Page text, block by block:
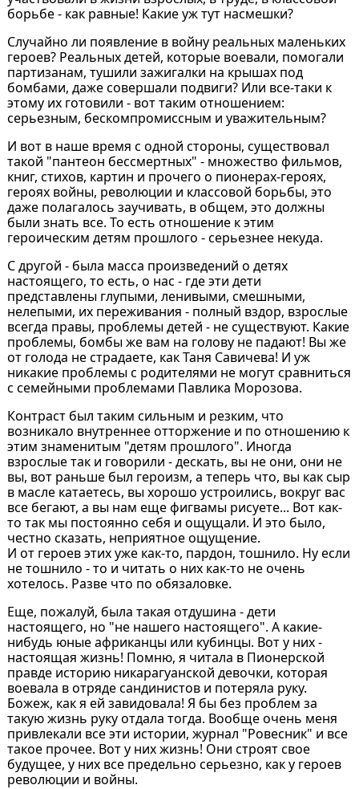
борьбе - как равные! Какие уж тут насмешки?
Случайно ли появление в войну реальных маленьких
героев? Реальных детей, которые воевали, помогали
партизанам, тушили зажигалки на крышах под
бомбами, даже совершали подвиги? Или все-таки к
этому их готовили - вот таким отношением:
серьезным, бескомпромиссным и уважительным?
И вот в наше время с одной стороны, существовал
такой "пантеон бессмертных" - множество фильмов,
книг, стихов, картин и прочего о пионерах-героях,
героях войны, революции и классовой борьбы, это
даже полагалось заучивать, в общем, это должны
были знать все. То есть отношение к этим
героическим детям прошлого - серьезнее некуда.
С другой - была масса произведений о детях
настоящего, то есть, о нас - где эти дети
представлены глупыми, ленивыми, смешными,
нелепыми, их переживания - полный вздор, взрослые
всегда правы, проблемы детей - не существуют. Какие
проблемы, бомбы же вам на голову не падают! Вы же
от голода не страдаете, как Таня Савичева! И уж
никакие проблемы с родителями не могут сравниться
с семейными проблемами Павлика Морозова.
Контраст был таким сильным и резким, что
возникало внутреннее отторжение и по отношению к
этим знаменитым "детям прошлого". Иногда
взрослые так и говорили - дескать, вы не они, они не
вы, вот раньше был героизм, а теперь что, вы как сыр
в масле катаетесь, вы хорошо устроились, вокруг вас
все бегают, а вы нам еще фигвамы рисуете... Вот как-
то так мы постоянно себя и ощущали. И это было,
честно сказать, неприятное ощущение.
И от героев этих уже как-то, пардон, тошнило. Ну если
не тошнило - то и читать о них как-то не очень
хотелось. Разве что по обязаловке.
Еще, пожалуй, была такая отдушина - дети
настоящего, но "не нашего настоящего". А какие-
нибудь юные африканцы или кубинцы. Вот у них -
настоящая жизнь! Помню, я читала в Пионерской
правде историю никарагуанской девочки, которая
воевала в отряде сандинистов и потеряла руку.
Божеж, как я ей завидовала! Я бы без проблем за
такую жизнь руку отдала тогда. Вообще очень меня
привлекали все эти истории, журнал "Ровесник" и все
такое прочее. Вот у них жизнь! Они строят свое
будущее, у них все предельно серьезно, как у героев
революции и войны.